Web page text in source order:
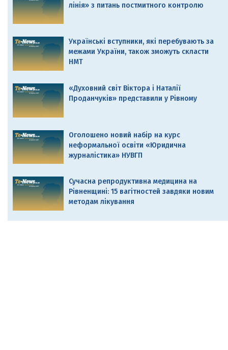
лінія» з питань постмитного контролю
Українські вступники, які перебувають за
межами України, також зможуть скласти
НМТ
«Духовний світ Віктора і Наталії
Проданчуків» представили у Рівному
Оголошено новий набір на курс
неформальної освіти «Юридична
журналістика» НУВГП
Сучасна репродуктивна медицина на
Рівненщині: 15 вагітностей завдяки новим
методам лікування